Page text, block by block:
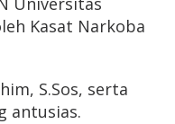
Kasat Narkoba
S.Sos, serta
antusias.